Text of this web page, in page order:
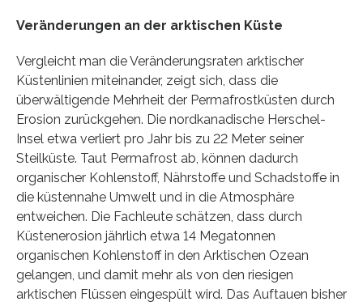
Veränderungen an der arktischen Küste
Vergleicht man die Veränderungsraten arktischer
Küstenlinien miteinander, zeigt sich, dass die
überwältigende Mehrheit der Permafrostküsten durch
Erosion zurückgehen. Die nordkanadische Herschel-
Insel etwa verliert pro Jahr bis zu 22 Meter seiner
Steilküste. Taut Permafrost ab, können dadurch
organischer Kohlenstoff, Nährstoffe und Schadstoffe in
die küstennahe Umwelt und in die Atmosphäre
entweichen. Die Fachleute schätzen, dass durch
Küstenerosion jährlich etwa 14 Megatonnen
organischen Kohlenstoff in den Arktischen Ozean
gelangen, und damit mehr als von den riesigen
arktischen Flüssen eingespült wird. Das Auftauen bisher